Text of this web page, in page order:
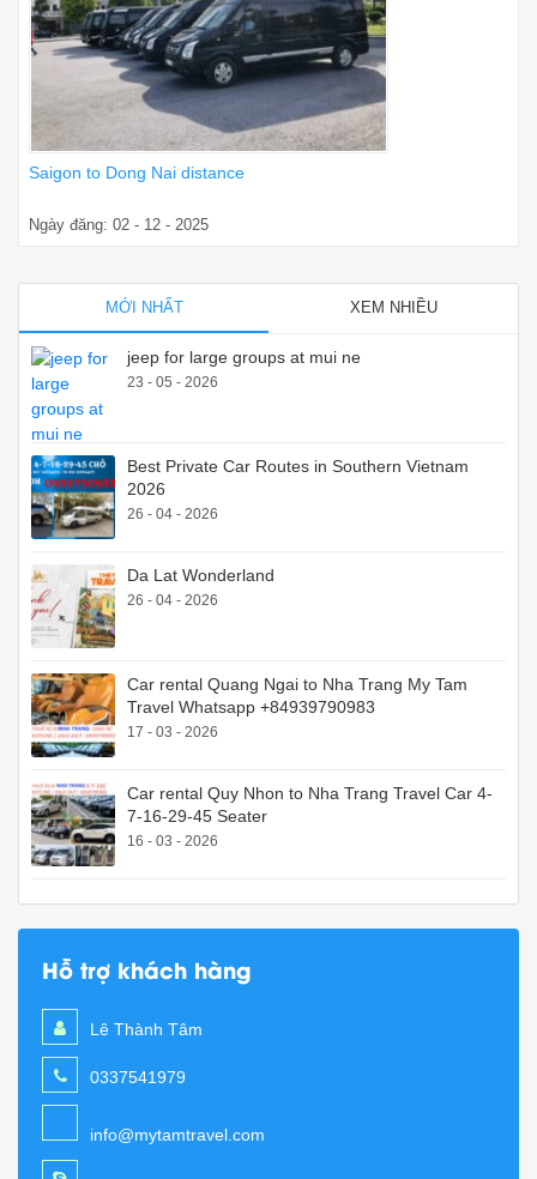
Saigon to Dong Nai distance
Ngày đăng: 02 - 12 - 2025
MỚI NHẤT XEM NHIỀU
jeep for large groups at mui ne
23 - 05 - 2026
Best Private Car Routes in Southern Vietnam
2026
26 - 04 - 2026
Da Lat Wonderland
26 - 04 - 2026
Car rental Quang Ngai to Nha Trang My Tam
Travel Whatsapp +84939790983
17 - 03 - 2026
Car rental Quy Nhon to Nha Trang Travel Car 4-
7-16-29-45 Seater
16 - 03 - 2026
Hỗ trợ khách hàng
Lê Thành Tâm
0337541979
info@mytamtravel.com